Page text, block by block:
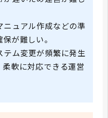
ュアル作成などの準
が難しい。
ム変更が頻繁に発生
軟に対応できる運営